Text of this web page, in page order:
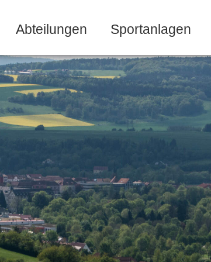
Abteilungen Sportanlagen